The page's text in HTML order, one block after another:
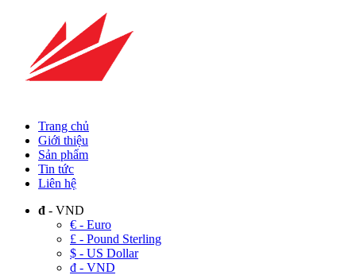
Trang chủ
Giới thiệu
Sản phẩm
Tin tức
Liên hệ
đ - VND
€ - Euro
£ - Pound Sterling
$ - US Dollar
đ - VND